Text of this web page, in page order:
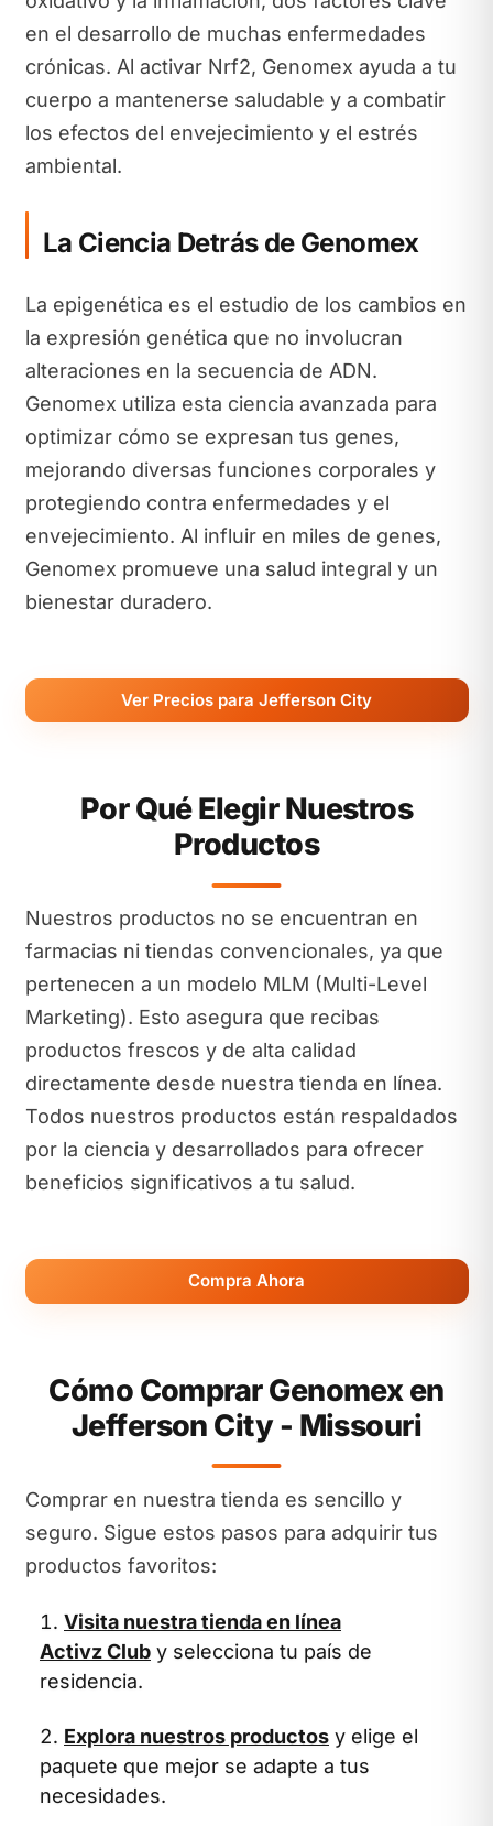
en el desarrollo de muchas enfermedades
crónicas. Al activar Nrf2, Genomex ayuda a tu
cuerpo a mantenerse saludable y a combatir
los efectos del envejecimiento y el estrés
ambiental.
La Ciencia Detrás de Genomex
La epigenética es el estudio de los cambios en
la expresión genética que no involucran
alteraciones en la secuencia de ADN.
Genomex utiliza esta ciencia avanzada para
optimizar cómo se expresan tus genes,
mejorando diversas funciones corporales y
protegiendo contra enfermedades y el
envejecimiento. Al influir en miles de genes,
Genomex promueve una salud integral y un
bienestar duradero.
Ver Precios para Jefferson City
Por Qué Elegir Nuestros
Productos
Nuestros productos no se encuentran en
farmacias ni tiendas convencionales, ya que
pertenecen a un modelo MLM (Multi-Level
Marketing). Esto asegura que recibas
productos frescos y de alta calidad
directamente desde nuestra tienda en línea.
Todos nuestros productos están respaldados
por la ciencia y desarrollados para ofrecer
beneficios significativos a tu salud.
Compra Ahora
Cómo Comprar Genomex en
Jefferson City - Missouri
Comprar en nuestra tienda es sencillo y
seguro. Sigue estos pasos para adquirir tus
productos favoritos:
Visita nuestra tienda en línea
Activz Club y selecciona tu país de
residencia.
Explora nuestros productos y elige el
paquete que mejor se adapte a tus
necesidades.